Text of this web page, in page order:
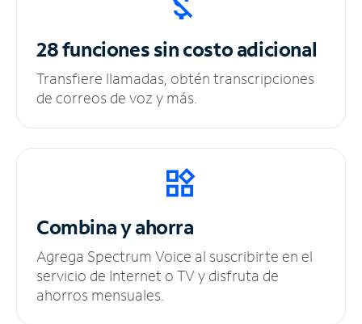
28 funciones sincosto adicional
Transfiere llamadas, obtén transcripciones
de correos de voz y más.
Combina y ahorra
Agrega Spectrum Voice al suscribirte en el
servicio de Internet o TV y disfruta de
ahorros mensuales.